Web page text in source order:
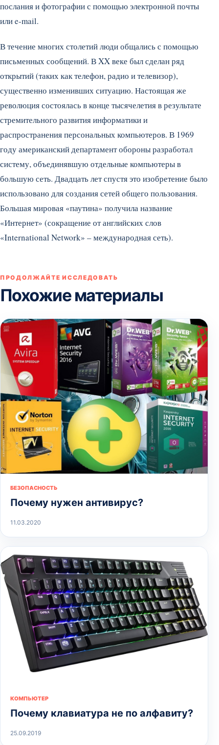
послания и фотографии с помощью электронной почты
или e-mail.
В течение многих столетий люди общались с помощью
письменных сообщений. В XX веке был сделан ряд
открытий (таких как телефон, радио и телевизор),
существенно изменивших ситуацию. Настоящая же
революция состоялась в конце тысячелетия в результате
стремительного развития информатики и
распространения персональных компьютеров. В 1969
году американский департамент обороны разработал
систему, объединявшую отдельные компьютеры в
большую сеть. Двадцать лет спустя это изобретение было
использовано для создания сетей общего пользования.
Большая мировая «паутина» получила название
«Интернет» (сокращение от английских слов
«International Network» – международная сеть).
ПРОДОЛЖАЙТЕ ИССЛЕДОВАТЬ
Похожие материалы
БЕЗОПАСНОСТЬ
Почему нужен антивирус?
11.03.2020
КОМПЬЮТЕР
Почему клавиатура не по алфавиту?
25.09.2019